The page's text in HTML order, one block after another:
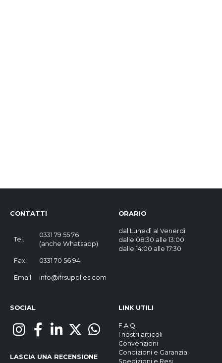
CONTATTI
Tel.
0331 79 55 76
(anche Whatsapp)
Fax. 0331 70 56 94
Email info@ifrsupplies.com
ORARIO
dal Lunedì al Venerdì
dalle 08:30 alle 13:00
dalle 14:00 alle 17:30
SOCIAL
LASCIA UNA RECENSIONE
LINK UTILI
F.A.Q.
I nostri articoli
Convenzioni
Condizioni e Garanzia
Spedizioni e Resi